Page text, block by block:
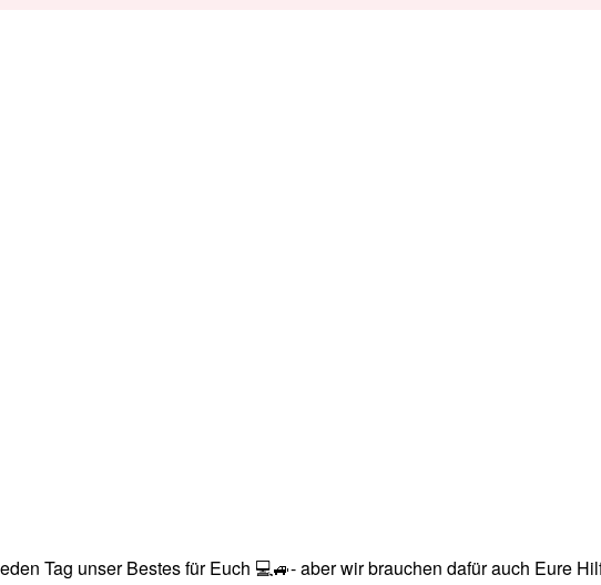
Tag unser Bestes für Euch 💻🚙- aber wir brauchen dafür auch Eure